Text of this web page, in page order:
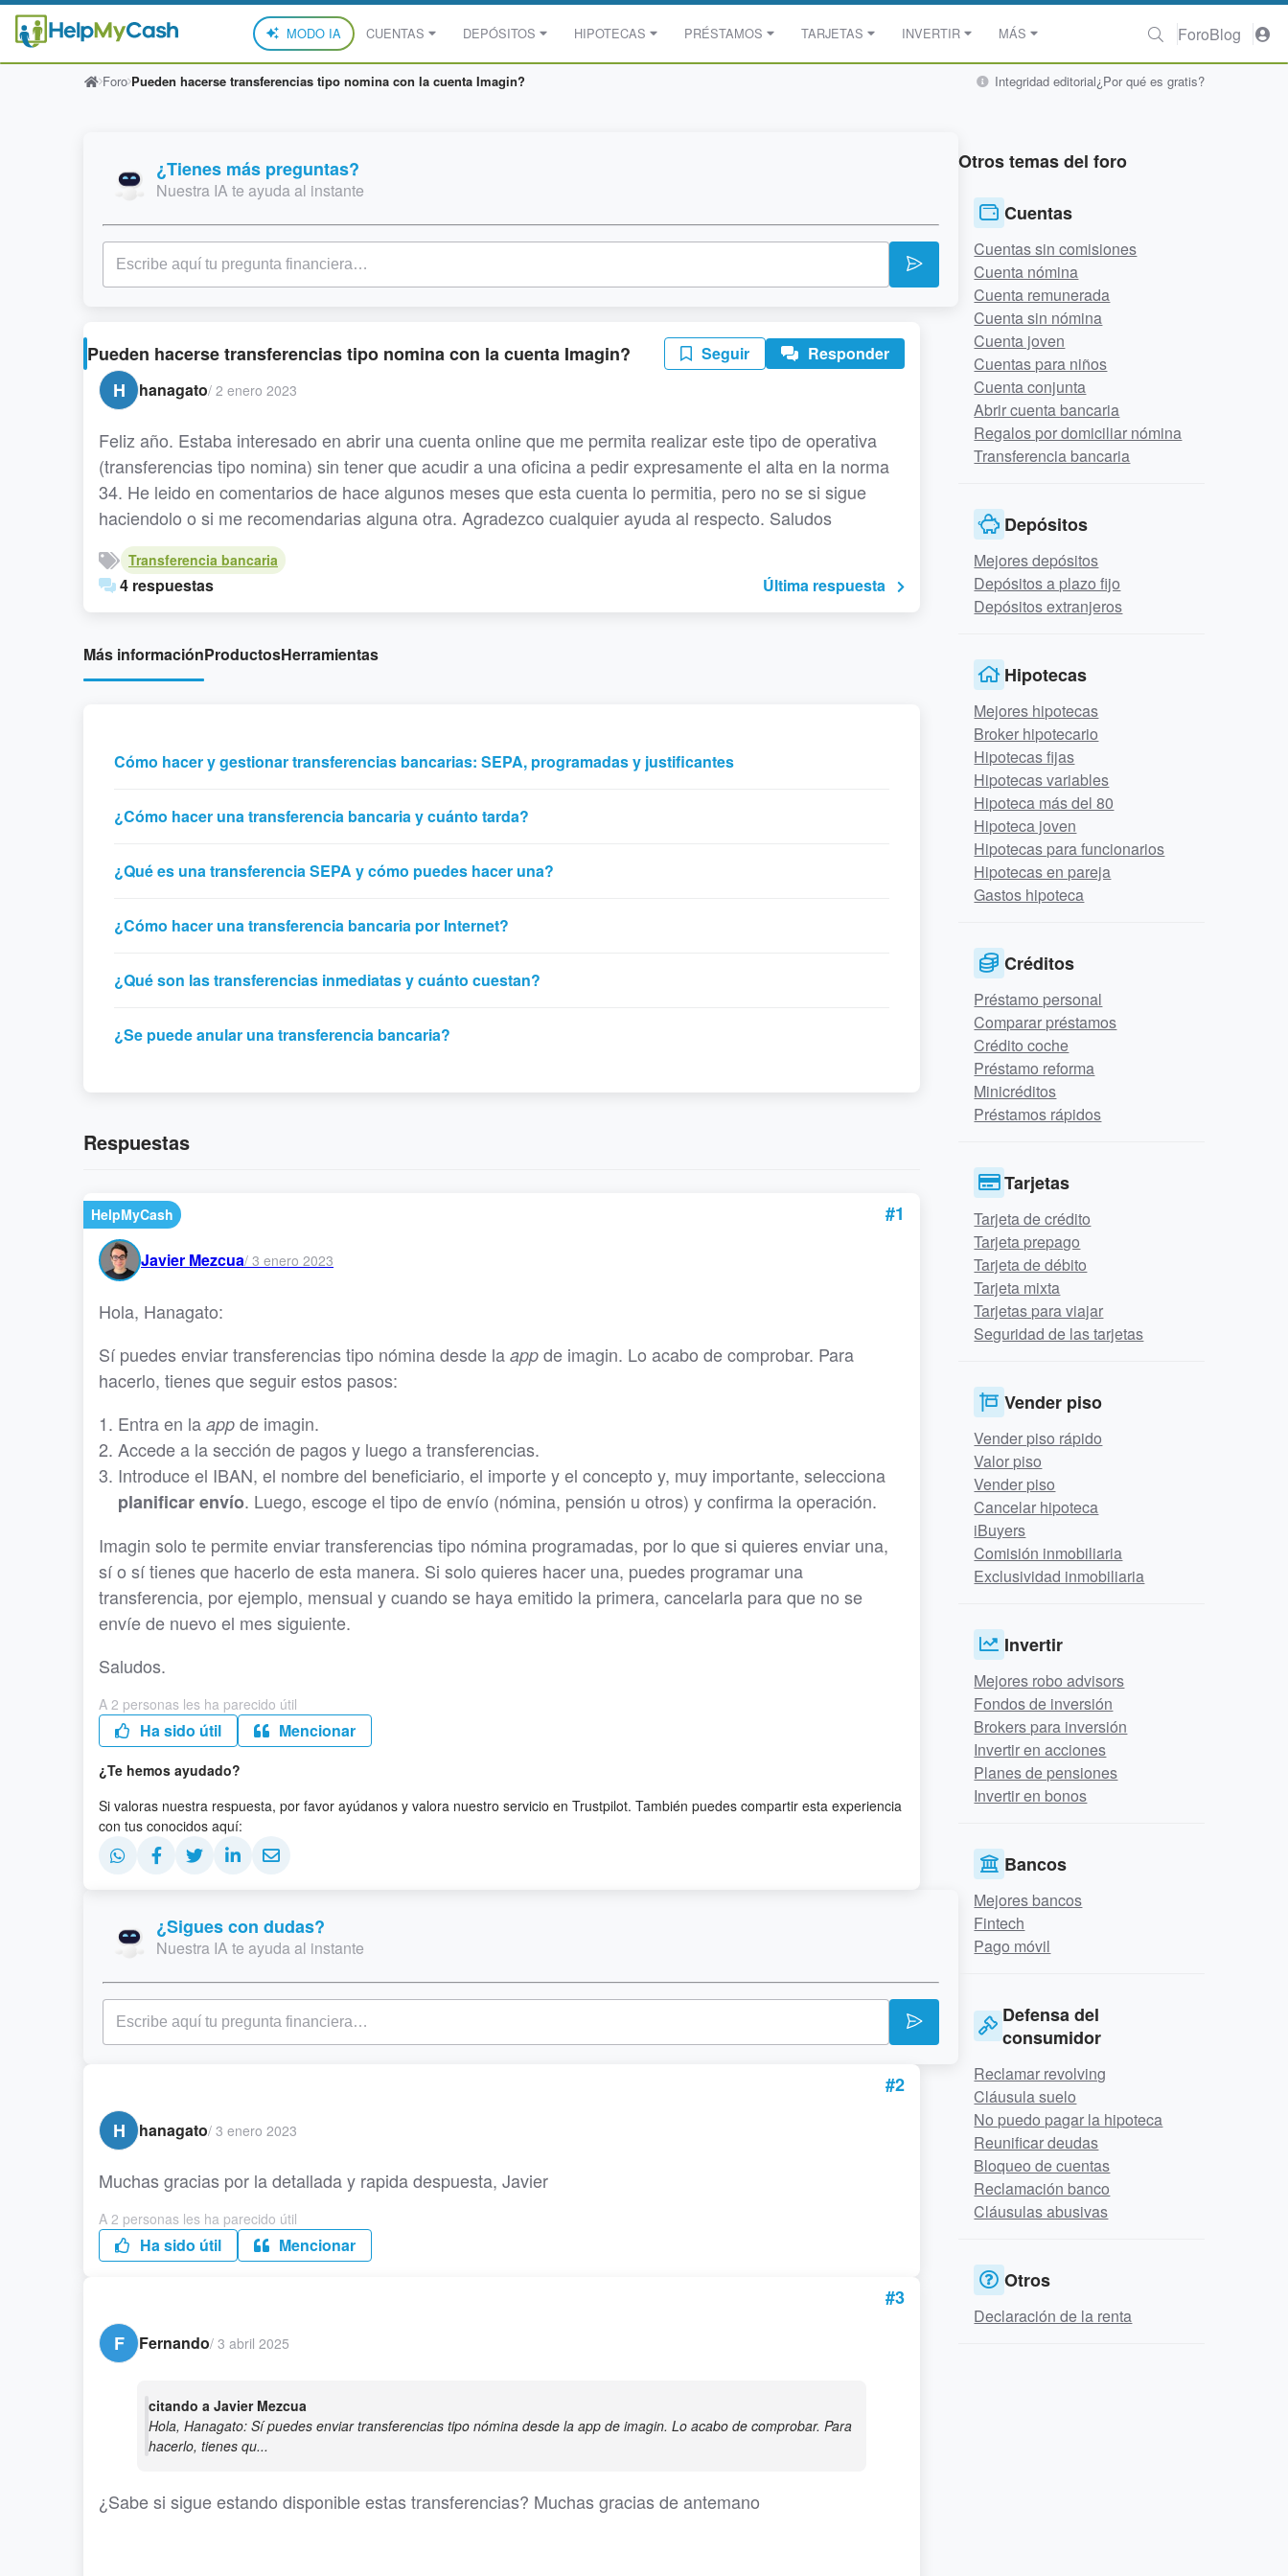
MODO IA CUENTAS DEPÓSITOS HIPOTECAS PRÉSTAMOS TARJETAS INVERTIR MÁS ForoBlog
Integridad editorial¿Por qué es gratis?
Foro Pueden hacerse transferencias tipo nomina con la cuenta Imagin?
¿Tienes más preguntas?
Nuestra IA te ayuda al instante
Pueden hacerse transferencias tipo nomina con la cuenta Imagin? Seguir Responder
H hanagato/ 2 enero 2023
Feliz año. Estaba interesado en abrir una cuenta online que me permita realizar este tipo de operativa
(transferencias tipo nomina) sin tener que acudir a una oficina a pedir expresamente el alta en la norma
34. He leido en comentarios de hace algunos meses que esta cuenta lo permitia, pero no se si sigue
haciendolo o si me recomendarias alguna otra. Agradezco cualquier ayuda al respecto. Saludos
Transferencia bancaria
4 respuestas Última respuesta
Más informaciónProductosHerramientas
Cómo hacer y gestionar transferencias bancarias: SEPA, programadas y justificantes
¿Cómo hacer una transferencia bancaria y cuánto tarda?
¿Qué es una transferencia SEPA y cómo puedes hacer una?
¿Cómo hacer una transferencia bancaria por Internet?
¿Qué son las transferencias inmediatas y cuánto cuestan?
¿Se puede anular una transferencia bancaria?
Respuestas
HelpMyCash #1
Javier Mezcua/ 3 enero 2023
Hola, Hanagato:
Sí puedes enviar transferencias tipo nómina desde la app de imagin. Lo acabo de comprobar. Para
hacerlo, tienes que seguir estos pasos:
Entra en la app de imagin.
Accede a la sección de pagos y luego a transferencias.
Introduce el IBAN, el nombre del beneficiario, el importe y el concepto y, muy importante, selecciona
planificar envío. Luego, escoge el tipo de envío (nómina, pensión u otros) y confirma la operación.
Imagin solo te permite enviar transferencias tipo nómina programadas, por lo que si quieres enviar una,
sí o sí tienes que hacerlo de esta manera. Si solo quieres hacer una, puedes programar una
transferencia, por ejemplo, mensual y cuando se haya emitido la primera, cancelarla para que no se
envíe de nuevo el mes siguiente.
Saludos.
A 2 personas les ha parecido útil
Ha sido útil Mencionar
¿Te hemos ayudado?
Si valoras nuestra respuesta, por favor ayúdanos y valora nuestro servicio en Trustpilot. También puedes compartir esta experiencia
con tus conocidos aquí:
¿Sigues con dudas?
Nuestra IA te ayuda al instante
#2
H
hanagato/ 3 enero 2023
Muchas gracias por la detallada y rapida despuesta, Javier
A 2 personas les ha parecido útil
Ha sido útil Mencionar
#3
F
Fernando/ 3 abril 2025
citando a Javier Mezcua
Hola, Hanagato: Sí puedes enviar transferencias tipo nómina desde la app de imagin. Lo acabo de comprobar. Para
hacerlo, tienes qu...
¿Sabe si sigue estando disponible estas transferencias? Muchas gracias de antemano
Otros temas del foro
Cuentas
Cuentas sin comisiones
Cuenta nómina
Cuenta remunerada
Cuenta sin nómina
Cuenta joven
Cuentas para niños
Cuenta conjunta
Abrir cuenta bancaria
Regalos por domiciliar nómina
Transferencia bancaria
Depósitos
Mejores depósitos
Depósitos a plazo fijo
Depósitos extranjeros
Hipotecas
Mejores hipotecas
Broker hipotecario
Hipotecas fijas
Hipotecas variables
Hipoteca más del 80
Hipoteca joven
Hipotecas para funcionarios
Hipotecas en pareja
Gastos hipoteca
Créditos
Préstamo personal
Comparar préstamos
Crédito coche
Préstamo reforma
Minicréditos
Préstamos rápidos
Tarjetas
Tarjeta de crédito
Tarjeta prepago
Tarjeta de débito
Tarjeta mixta
Tarjetas para viajar
Seguridad de las tarjetas
Vender piso
Vender piso rápido
Valor piso
Vender piso
Cancelar hipoteca
iBuyers
Comisión inmobiliaria
Exclusividad inmobiliaria
Invertir
Mejores robo advisors
Fondos de inversión
Brokers para inversión
Invertir en acciones
Planes de pensiones
Invertir en bonos
Bancos
Mejores bancos
Fintech
Pago móvil
Defensa del
consumidor
Reclamar revolving
Cláusula suelo
No puedo pagar la hipoteca
Reunificar deudas
Bloqueo de cuentas
Reclamación banco
Cláusulas abusivas
Otros
Declaración de la renta